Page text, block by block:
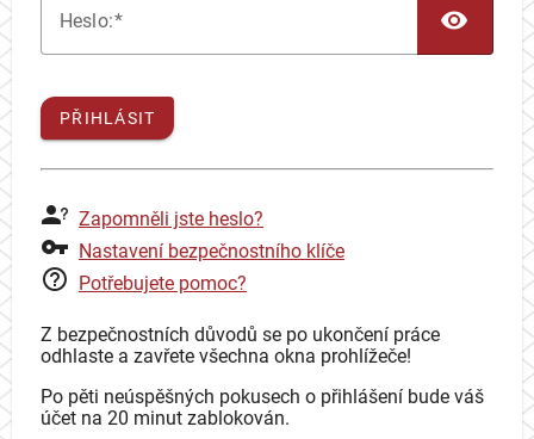
Heslo:
PŘIHLÁSIT
Zapomněli jste heslo?
Nastavení bezpečnostního klíče
Potřebujete pomoc?
Z bezpečnostních důvodů se po ukončení práce
odhlaste a zavřete všechna okna prohlížeče!
Po pěti neúspěšných pokusech o přihlášení bude váš
účet na 20 minut zablokován.